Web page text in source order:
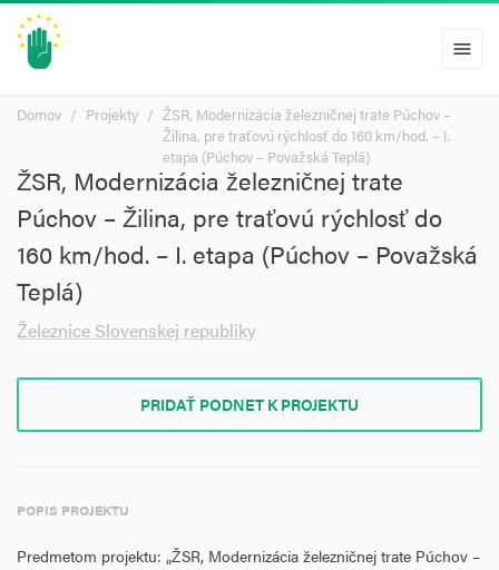
menu
Domov Projekty
ŽSR, Modernizácia železničnej trate Púchov –
Žilina, pre traťovú rýchlosť do 160 km/hod. – I.
etapa (Púchov – Považská Teplá)
ŽSR, Modernizácia železničnej trate
Púchov – Žilina, pre traťovú rýchlosť do
160 km/hod. – I. etapa (Púchov – Považská
Teplá)
Železnice Slovenskej republiky
PRIDAŤ PODNET K PROJEKTU
POPIS PROJEKTU
Predmetom projektu: „ŽSR, Modernizácia železničnej trate Púchov –